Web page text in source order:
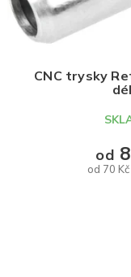
ů
u
CNC trysky
od 70
od